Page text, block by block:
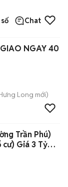
Chat
GIAO NGAY 40
Long mới)
Trần Phú)
Giá 3 Tỷ